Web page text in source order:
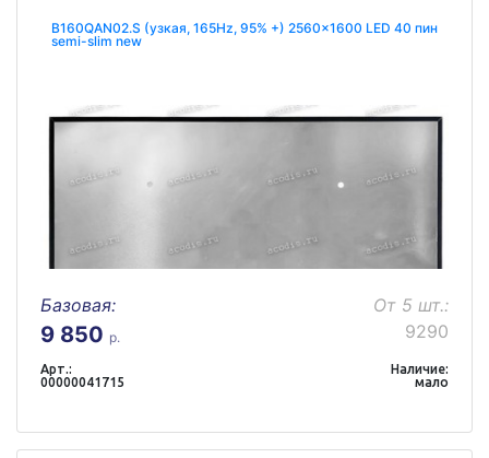
B160QAN02.S (узкая, 165Hz, 95% +) 2560x1600 LED 40 пин
semi-slim new
Базовая:
9 850 р.
От 5 шт.:
9290
Арт.:
00000041715
Наличие:
мало